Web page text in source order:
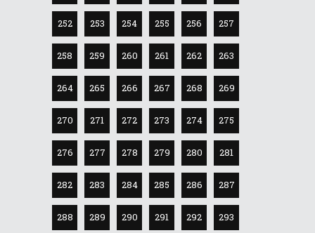
252 253 254 255 256 257
258 259 260 261 262 263
264 265 266 267 268 269
270 271 272 273 274 275
276 277 278 279 280 281
282 283 284 285 286 287
288 289 290 291 292 293